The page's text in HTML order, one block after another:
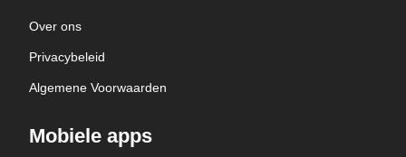
Over ons
Privacybeleid
Algemene Voorwaarden
Mobiele apps